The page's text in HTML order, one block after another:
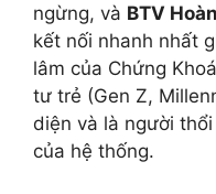
ngừng, và BTV
kết nối nhanh nhất
lâm của Chứng
tư trẻ (Gen Z,
diện và là người
của hệ thống.